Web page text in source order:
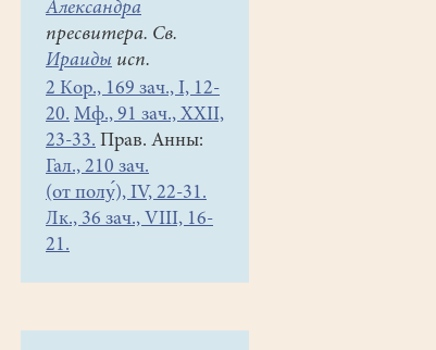
Александра
пресвитера. Св.
Ираиды исп.
2 Кор., 169 зач., I, 12-
20. Мф., 91 зач., XXII,
23-33. Прав. Анны:
Гал., 210 зач.
(от полу́), IV, 22-31.
Лк., 36 зач., VIII, 16-
21.